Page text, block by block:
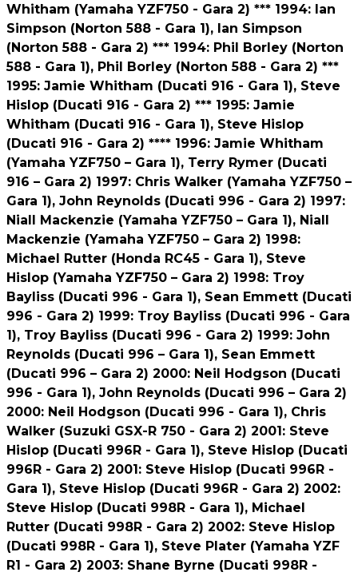
Whitham (Yamaha YZF750 - Gara 2) *** 1994: Ian
Simpson (Norton 588 - Gara 1), Ian Simpson
(Norton 588 - Gara 2) *** 1994: Phil Borley (Norton
588 - Gara 1), Phil Borley (Norton 588 - Gara 2) ***
1995: Jamie Whitham (Ducati 916 - Gara 1), Steve
Hislop (Ducati 916 - Gara 2) *** 1995: Jamie
Whitham (Ducati 916 - Gara 1), Steve Hislop
(Ducati 916 - Gara 2) **** 1996: Jamie Whitham
(Yamaha YZF750 – Gara 1), Terry Rymer (Ducati
916 – Gara 2) 1997: Chris Walker (Yamaha YZF750 –
Gara 1), John Reynolds (Ducati 996 - Gara 2) 1997:
Niall Mackenzie (Yamaha YZF750 – Gara 1), Niall
Mackenzie (Yamaha YZF750 – Gara 2) 1998:
Michael Rutter (Honda RC45 - Gara 1), Steve
Hislop (Yamaha YZF750 – Gara 2) 1998: Troy
Bayliss (Ducati 996 - Gara 1), Sean Emmett (Ducati
996 - Gara 2) 1999: Troy Bayliss (Ducati 996 - Gara
1), Troy Bayliss (Ducati 996 - Gara 2) 1999: John
Reynolds (Ducati 996 – Gara 1), Sean Emmett
(Ducati 996 – Gara 2) 2000: Neil Hodgson (Ducati
996 - Gara 1), John Reynolds (Ducati 996 – Gara 2)
2000: Neil Hodgson (Ducati 996 - Gara 1), Chris
Walker (Suzuki GSX-R 750 - Gara 2) 2001: Steve
Hislop (Ducati 996R - Gara 1), Steve Hislop (Ducati
996R - Gara 2) 2001: Steve Hislop (Ducati 996R -
Gara 1), Steve Hislop (Ducati 996R - Gara 2) 2002:
Steve Hislop (Ducati 998R - Gara 1), Michael
Rutter (Ducati 998R - Gara 2) 2002: Steve Hislop
(Ducati 998R - Gara 1), Steve Plater (Yamaha YZF
R1 - Gara 2) 2003: Shane Byrne (Ducati 998R -